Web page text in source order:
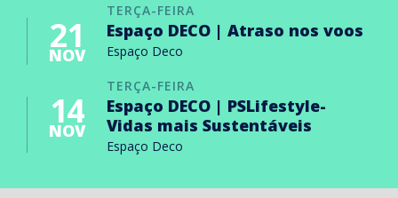
TERÇA-FEIRA
21
NOV
Espaço DECO | Atraso nos voos
Espaço Deco
TERÇA-FEIRA
14
NOV
Espaço DECO | PSLifestyle-
Vidas mais Sustentáveis
Espaço Deco